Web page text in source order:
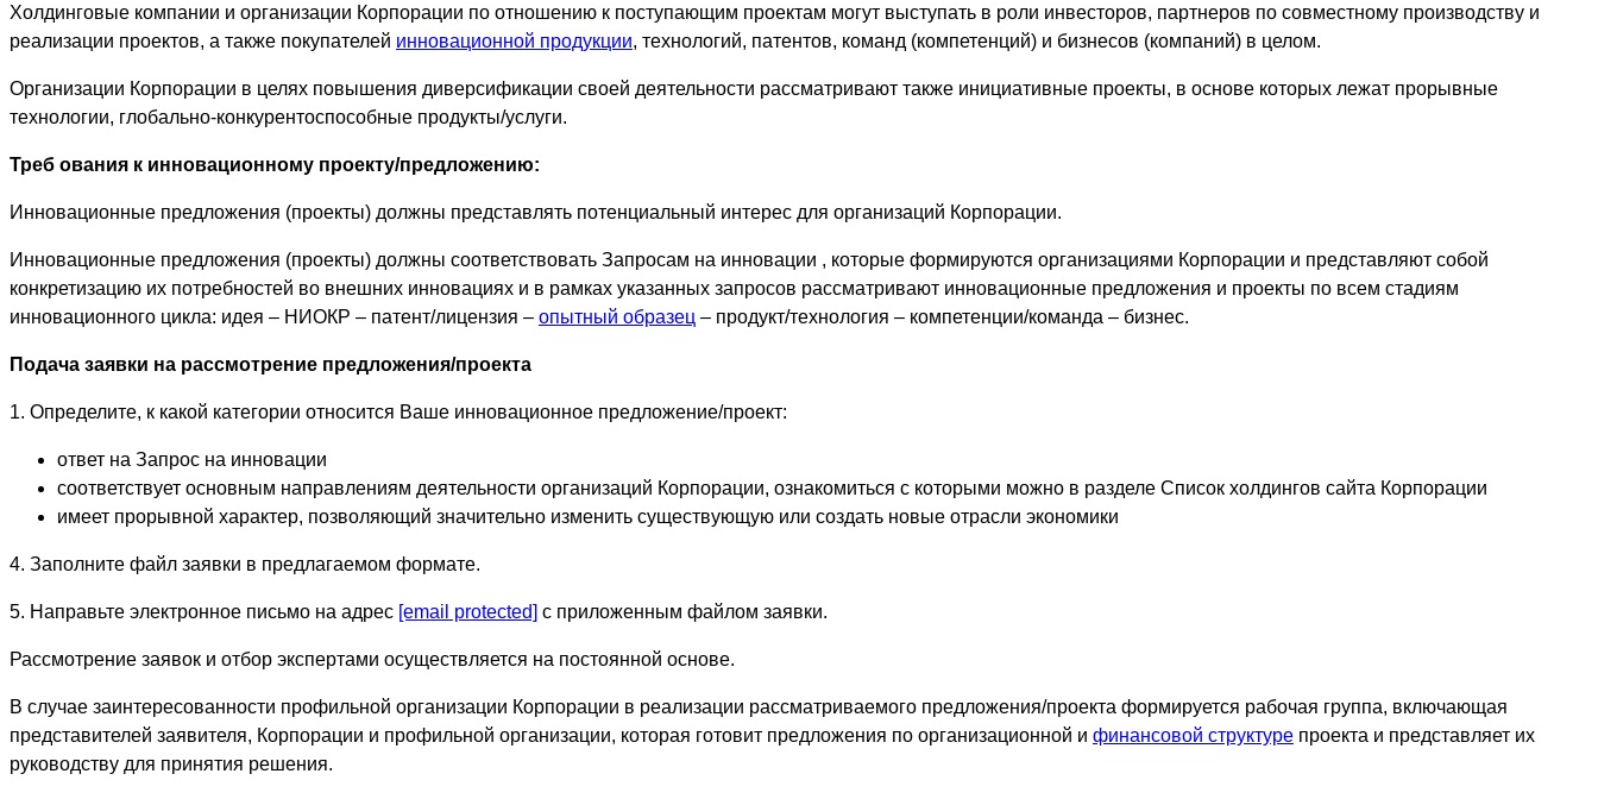
Холдинговые компании и организации Корпорации по отношению к поступающим проектам могут выступать в роли инвесторов, партнеров по совместному производству и
реализации проектов, а также покупателей инновационной продукции, технологий, патентов, команд (компетенций) и бизнесов (компаний) в целом.
Организации Корпорации в целях повышения диверсификации своей деятельности рассматривают также инициативные проекты, в основе которых лежат прорывные
технологии, глобально-конкурентоспособные продукты/услуги.
Треб ования к инновационному проекту/предложению:
Инновационные предложения (проекты) должны представлять потенциальный интерес для организаций Корпорации.
Инновационные предложения (проекты) должны соответствовать Запросам на инновации , которые формируются организациями Корпорации и представляют собой
конкретизацию их потребностей во внешних инновациях и в рамках указанных запросов рассматривают инновационные предложения и проекты по всем стадиям
инновационного цикла: идея – НИОКР – патент/лицензия – опытный образец – продукт/технология – компетенции/команда – бизнес.
Подача заявки на рассмотрение предложения/проекта
1. Определите, к какой категории относится Ваше инновационное предложение/проект:
ответ на Запрос на инновации
соответствует основным направлениям деятельности организаций Корпорации, ознакомиться с которыми можно в разделе Список холдингов сайта Корпорации
имеет прорывной характер, позволяющий значительно изменить существующую или создать новые отрасли экономики
4. Заполните файл заявки в предлагаемом формате.
5. Направьте электронное письмо на адрес [email protected] с приложенным файлом заявки.
Рассмотрение заявок и отбор экспертами осуществляется на постоянной основе.
В случае заинтересованности профильной организации Корпорации в реализации рассматриваемого предложения/проекта формируется рабочая группа, включающая
представителей заявителя, Корпорации и профильной организации, которая готовит предложения по организационной и финансовой структуре проекта и представляет их
руководству для принятия решения.